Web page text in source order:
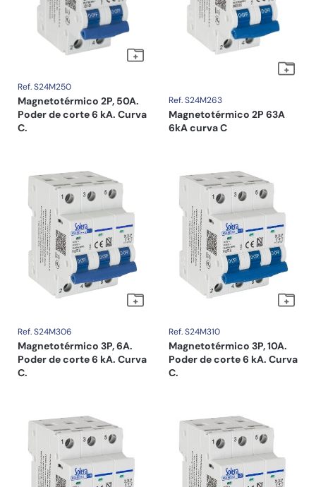
Ref. S24M250
Magnetotérmico 2P, 50A.
Poder de corte 6 kA. Curva
C.
Ref. S24M263
Magnetotérmico 2P 63A
6kA curva C
Ref. S24M306
Magnetotérmico 3P, 6A.
Poder de corte 6 kA. Curva
C.
Ref. S24M310
Magnetotérmico 3P, 10A.
Poder de corte 6 kA. Curva
C.